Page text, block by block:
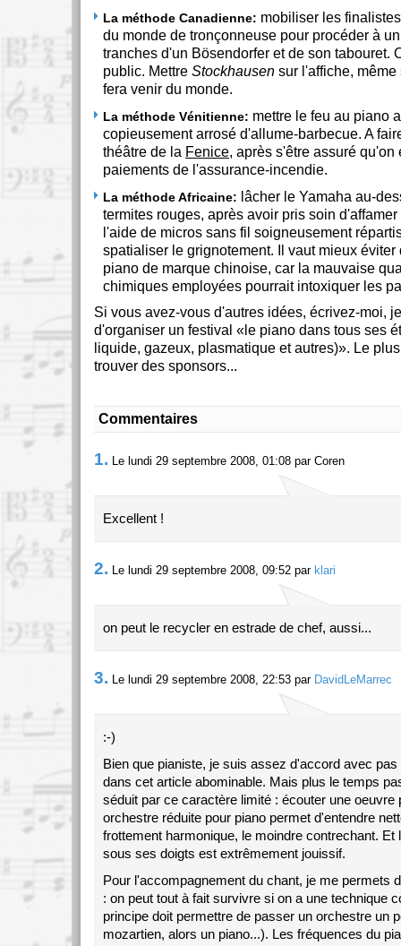
La méthode Canadienne: mobiliser les
du monde de tronçonneuse pour procéder à
tranches d'un Bösendorfer et de son tabouret.
public. Mettre Stockhausen sur l'affiche, même
fera venir du monde.
La méthode Vénitienne: mettre le feu au piano
copieusement arrosé d'allume-barbecue. A
théâtre de la Fenice, après s'être assuré qu'on
paiements de l'assurance-incendie.
La méthode Africaine: lâcher le Yamaha au-
termites rouges, après avoir pris soin
l'aide de micros sans fil soigneusement
spatialiser le grignotement. Il vaut mieux éviter
piano de marque chinoise, car la mauvaise
chimiques employées pourrait intoxiquer les
Si vous avez-vous d'autres idées, écrivez-moi,
d'organiser un festival
le piano dans tous ses
liquide, gazeux, plasmatique et autres) . Le
trouver des sponsors...
Commentaires
1. Le lundi 29 septembre 2008, 01:08 par Coren
Excellent !
2. Le lundi 29 septembre 2008, 09:52 par klari
on peut le recycler en estrade de chef, aussi...
3. Le lundi 29 septembre 2008, 22:53 par DavidLeMarrec
:-)
Bien que pianiste, je suis assez d'accord avec
dans cet article abominable. Mais plus le temps
séduit par ce caractère limité : écouter une oeuvre
orchestre réduite pour piano permet d'entendre
frottement harmonique, le moindre contrechant. Et
sous ses doigts est extrêmement jouissif.
Pour l'accompagnement du chant, je me permets
: on peut tout à fait survivre si on a une technique
principe doit permettre de passer un orchestre un
mozartien, alors un piano...). Les fréquences du